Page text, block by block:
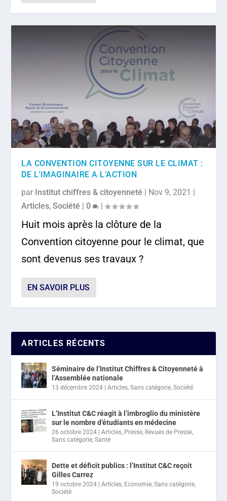
LA CONVENTION CITOYENNE SUR LE CLIMAT :
DE L’IMAGINAIRE A L’ACTION
par Institut chiffres & citoyenneté | Nov 9, 2021 |
Articles,Société |0 |
Huit mois après la clôture de la
Convention citoyenne pour le climat, que
sont devenus ses travaux ?
EN SAVOIR PLUS
ARTICLES RÉCENTS
Séminaire de l’Institut Chiffres & Citoyenneté à
l’Assemblée nationale
13 décembre 2024 |Articles,Sans catégorie,Société
L’Institut C&C réagit à l’imbroglio du ministère
sur le nombre d’étudiants en médecine
26 octobre 2024 |Articles, Presse, Revues de Presse,
Sans catégorie,Santé
Dette et déficit publics : l’Institut C&C reçoit
Gilles Carrez
19 octobre 2024 |Articles, Economie,Sans catégorie,
Société